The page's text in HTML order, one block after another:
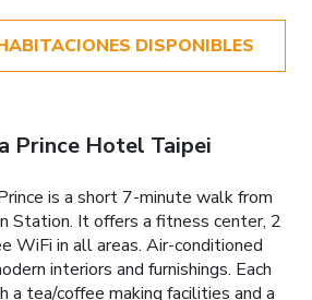
DISPONIBLES
Prince Hotel Taipei
is a short 7-minute walk from
Station. It offers a fitness center, 2
WiFi in all areas. Air-conditioned
interiors and furnishings. Each
a tea/coffee making facilities and a